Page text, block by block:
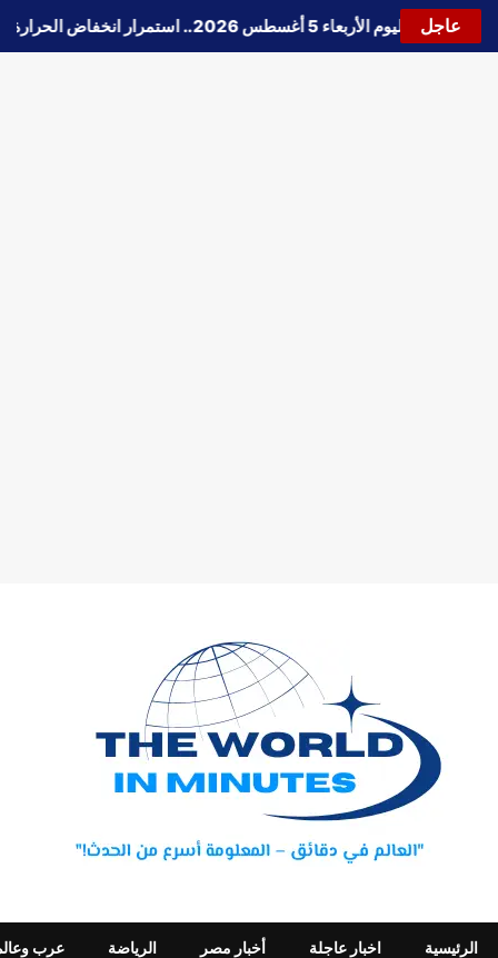
عاجل
حالة الطقس اليوم الأربعاء 5 أغسطس 2026.. استمرار انخفاض الحرارة وتحذيرات من الشبورة واضطراب الملاحة
الرئيسية اخبار عاجلة أخبار مصر الرياضة عرب